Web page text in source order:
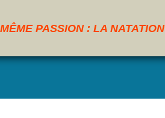
PASSION : LA NATATION